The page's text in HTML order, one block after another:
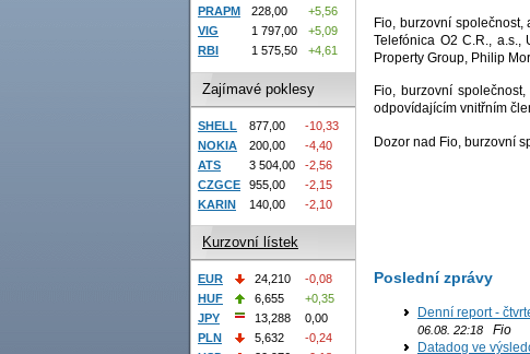
Fio, burzovní
Telefónica O2 C.R., a.s.,
Property Group, Philip
Fio, burzovní
odpovídajícím vnitřním
Dozor nad Fio, burzovní
Poslední zprávy
Denní report -
06.08. 22:18 Fio
Datadog ve
PRAPM
228,00
+5,56
VIG
1 797,00
+5,09
RBI
1 575,50 +4,61
Zajímavé poklesy
SHELL 877,00
-10,33
NOKIA
200,00
-4,40
ATS
3 504,00
-2,56
CZGCE
955,00
-2,15
KARIN
140,00 -2,10
Kurzovní lístek
EUR 24,210
-0,08
HUF
6,655
+0,35
JPY
13,288
0,00
PLN
5,632
-0,24